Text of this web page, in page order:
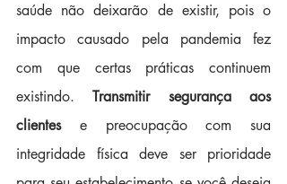
saúde não deixarão de existir, pois o
impacto causado pela pandemia fez
com que certas práticas continuem
existindo. Transmitir segurança aos
clientes e preocupação com sua
integridade física deve ser prioridade